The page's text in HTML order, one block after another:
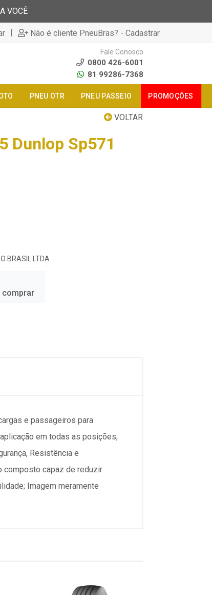
VOCÊ
| Não é cliente PneuBras? - Cadastrar
Fale Conosco
0800 426-6001
81 99286-7368
PNEU OTR PNEU PASSEIO PROMOÇÕES
VOLTAR
Dunlop Sp571
BRASIL LTDA
comprar
e passageiros para
em todas as posições,
Resistência e
composto capaz de reduzir
Imagem meramente